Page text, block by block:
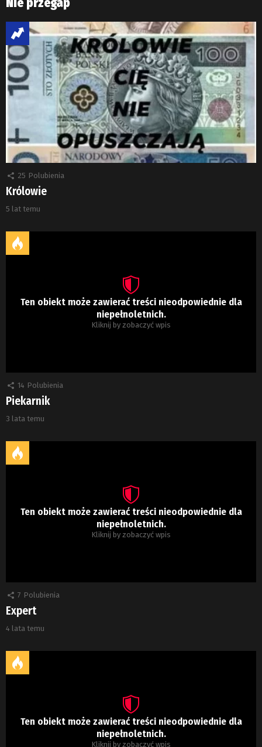
Nie przegap
25 Polubienia
Królowie
5 lat temu
Ten obiekt może zawierać treści nieodpowiednie dla
niepełnoletnich.
Kliknij by zobaczyć wpis
14 Polubienia
Piekarnik
3 lata temu
Ten obiekt może zawierać treści nieodpowiednie dla
niepełnoletnich.
Kliknij by zobaczyć wpis
7 Polubienia
Expert
4 lata temu
Ten obiekt może zawierać treści nieodpowiednie dla
niepełnoletnich.
Kliknij by zobaczyć wpis